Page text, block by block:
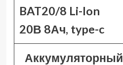
BAT20/8 Li-Ion
20В 8Ач, type-c
Аккумуляторный